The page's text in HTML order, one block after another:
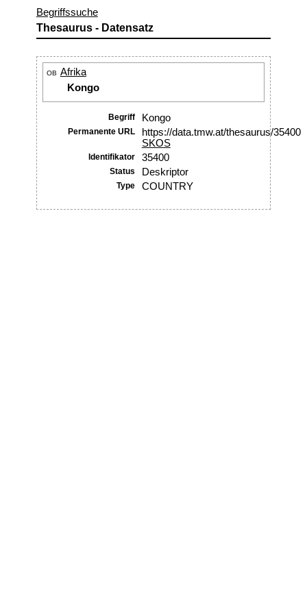
Begriffssuche
Thesaurus - Datensatz
OB Afrika
Kongo
Begriff Kongo
Permanente URL
https://data.tmw.at/thesaurus/35400
SKOS
Identifikator 35400
Status Deskriptor
Type COUNTRY